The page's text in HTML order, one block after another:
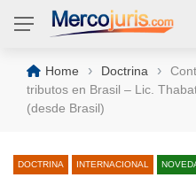
Home › Doctrina ›
tributos en Brasil – Lic.
(desde Brasil)
DOCTRINA INTERNACIONAL